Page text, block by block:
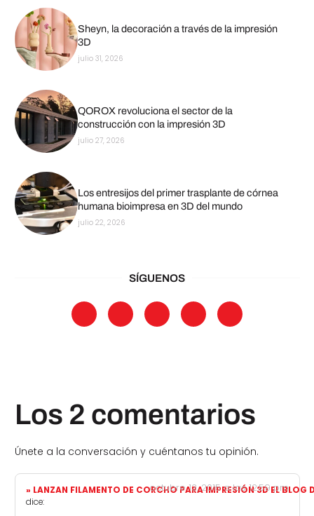
Sheyn, la decoración a través de la impresión
3D
julio 31, 2026
QOROX revoluciona el sector de la
construcción con la impresión 3D
julio 27, 2026
Los entresijos del primer trasplante de córnea
humana bioimpresa en 3D del mundo
julio 22, 2026
SÍGUENOS
Los 2 comentarios
Únete a la conversación y cuéntanos tu opinión.
» LANZAN FILAMENTO DE CORCHO PARA IMPRESIÓN 3D EL BLOG
dice:
octubre 13, 2015 a las 12:59 pm